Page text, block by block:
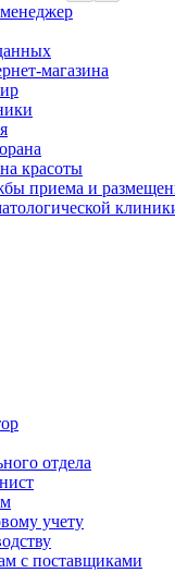
магазина
красоты
приема и
отдела
учету
с поставщиками